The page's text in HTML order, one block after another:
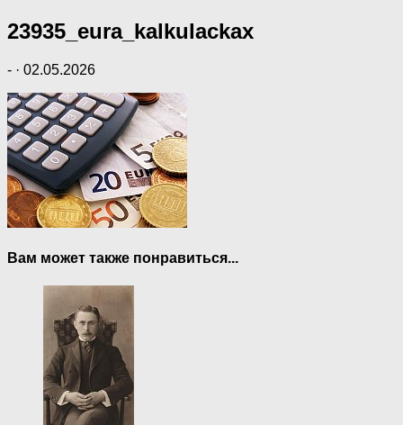
23935_eura_kalkulackax
- · 02.05.2026
Вам может также понравиться...